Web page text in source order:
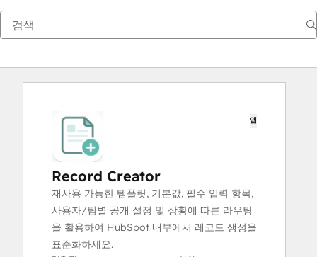
앱
Record Creator
재사용 가능한 템플릿, 기본값, 필수 입력 항목,
사용자/팀별 공개 설정 및 상황에 따른 라우팅
을 활용하여 HubSpot 내부에서 레코드 생성을
표준화하세요.